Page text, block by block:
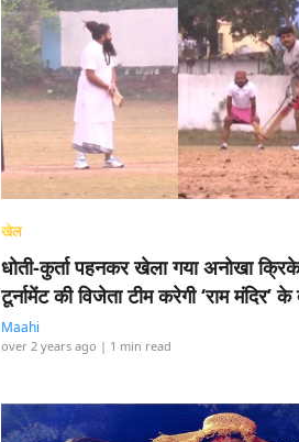
खेल
धोती-कुर्ता पहनकर खेला गया अनोखा
टूर्नामेंट की विजेता टीम करेगी ‘राम मंदिर’ के
Maahi
over 2 years ago | 1 min read